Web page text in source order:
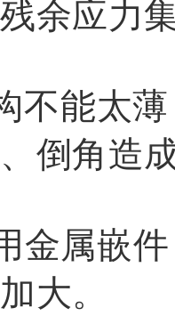
余应力
不能太
倒角造
金属嵌
大。